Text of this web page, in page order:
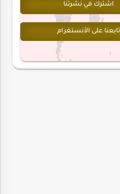
اشترك في نشرتنا
تابعنا على الأنستغرام